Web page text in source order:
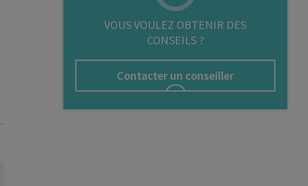
VOUS VOULEZ OBTENIR DES
CONSEILS ?
Contacter un conseiller